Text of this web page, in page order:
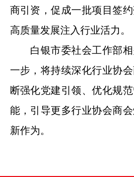
商引资，促成一批项目签
高质量发展注入行业活力。
白银市委社会工作部相
一步，将持续深化行业协
断强化党建引领、优化规
能，引导更多行业协会商
新作为。